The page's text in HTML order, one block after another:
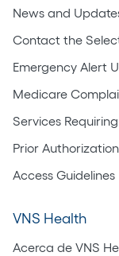
News and
Contact the
Emergency Alert
Medicare
Services
Prior
Access Guidelines
VNS Health
Acerca de VNS